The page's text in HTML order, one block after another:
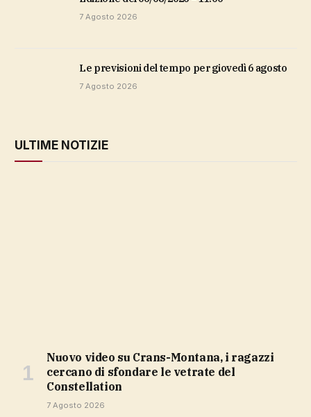
7 Agosto 2026
Le previsioni del tempo per giovedì 6 agosto
7 Agosto 2026
ULTIME NOTIZIE
Nuovo video su Crans-Montana, i ragazzi
cercano di sfondare le vetrate del
Constellation
7 Agosto 2026